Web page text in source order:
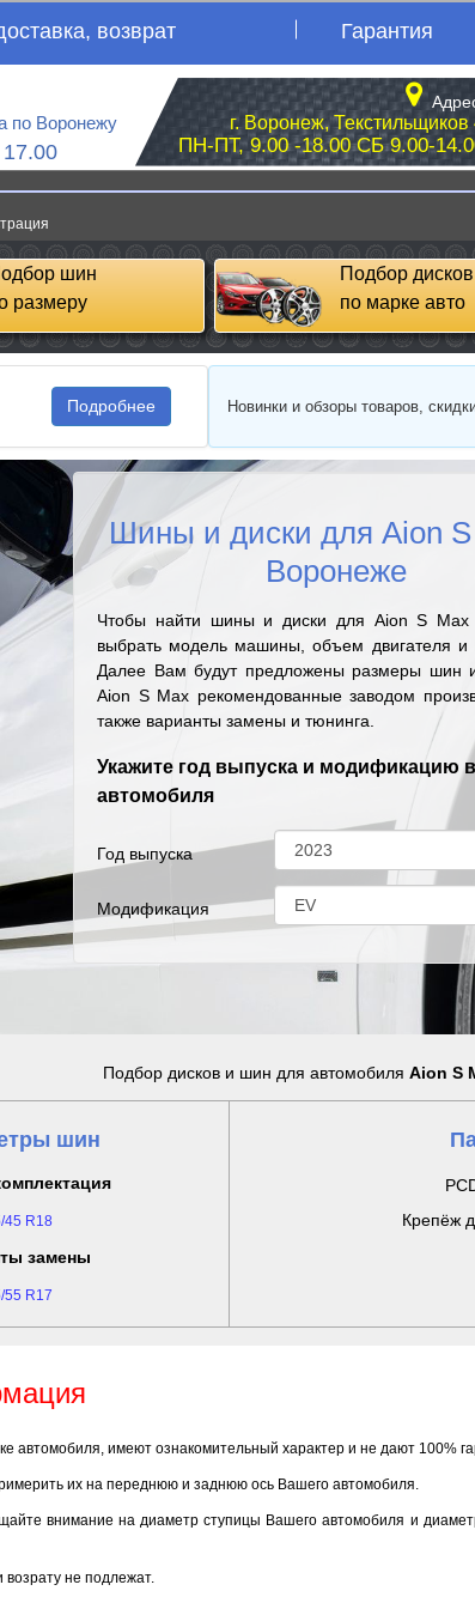
возврат Гарантия
по Воронежу г. Воронеж, Текстильщиков
ПН-ПТ, 9.00 -18.00 СБ 9.00-
шин
размеру
Подбор дисков
по марке авто
Подробнее Новинки и обзоры товаров,
Шины и диски для Aion
Воронеже
Чтобы найти шины и диски для Aion S Max
выбрать модель машины, объем двигателя и
Далее Вам будут предложены размеры шин
Aion S Max рекомендованные заводом
также варианты замены и тюнинга.
Укажите год выпуска и модификацию
автомобиля
Год выпуска
Модификация
Подбор дисков и шин для автомобиля Aion S
шин
45 R18
замены
55 R17
Крепёж
автомобиля, имеют ознакомительный характер и не дают 100%
их на переднюю и заднюю ось Вашего автомобиля.
внимание на диаметр ступицы Вашего автомобиля и
не подлежат.